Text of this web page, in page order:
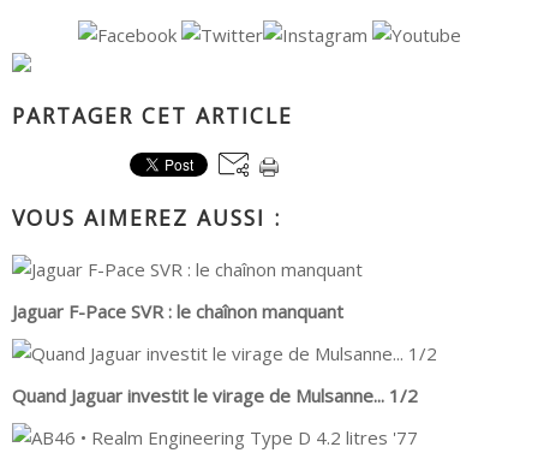
PARTAGER CET ARTICLE
VOUS AIMEREZ AUSSI :
Jaguar F-Pace SVR : le chaînon manquant
Quand Jaguar investit le virage de Mulsanne... 1/2